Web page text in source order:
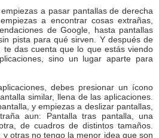
a pasar pantallas de derecha
a encontrar cosas extrañas,
de Google, hasta pantallas
pista para qué sirven. Y después de
te das cuenta que lo que estás viendo
sino un lugar aparte para
debes presionar un ícono
similar, llena de las aplicaciones.
y empiezas a deslizar pantallas,
aun: Pantalla tras pantalla, una
de cuadros de distintos tamaños.
otras no tengo la menor idea que son